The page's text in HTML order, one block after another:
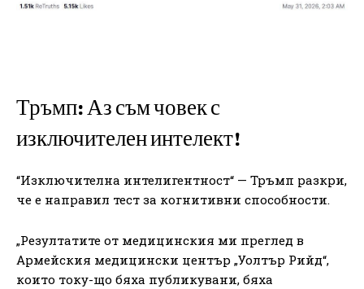
Тръмп: Аз съм човек с
изключителен интелект!
“Изключителна интелигентност“ — Тръмп разкри,
че е направил тест за когнитивни способности.
„Резултатите от медицинския ми преглед в
Армейския медицински център „Уолтър Рийд“,
които току-що бяха публикувани, бяха